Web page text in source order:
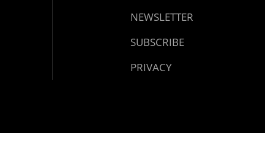
NEWSLETTER
SUBSCRIBE
PRIVACY